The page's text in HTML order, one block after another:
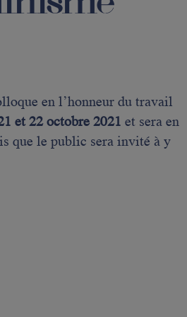
en l’honneur du travail
et 22 octobre 2021 et sera en
que le public sera invité à y